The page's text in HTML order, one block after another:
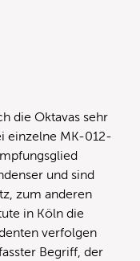
die Oktavas sehr
einzelne MK-012-
und sind
zum anderen
in Köln die
verfolgen
Begriff, der